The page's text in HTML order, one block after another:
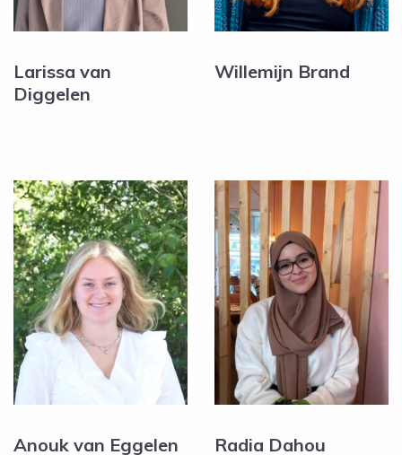
Larissa van
Diggelen
Willemijn Brand
Anouk van Eggelen Radia Dahou